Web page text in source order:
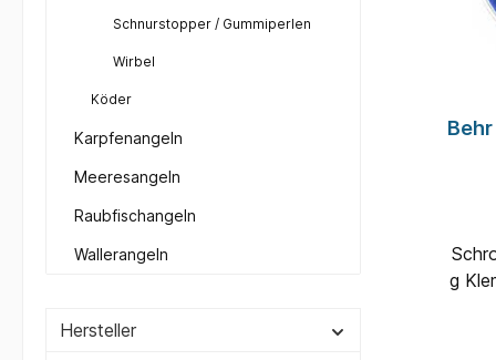
Schnurstopper / Gummiperlen
Wirbel
Köder
Karpfenangeln
Meeresangeln
Raubfischangeln
Wallerangeln
Hersteller
g